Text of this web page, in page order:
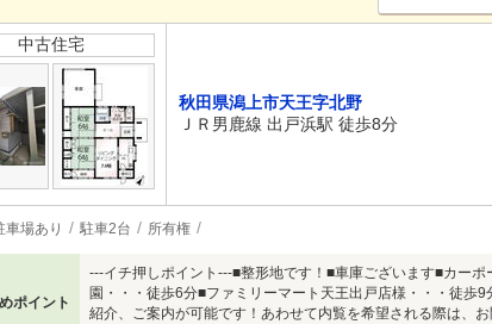
中古住宅
秋田県潟上市天王字北野
ＪＲ男鹿線 出戸浜駅 徒歩8分
車場あり 駐車2台 所有権
ポイント
---イチ押しポイント---■整形地です！■車庫ございます■カー
園・・・徒歩6分■ファミリーマート天王出戸店様・・・徒
紹介、ご案内が可能です！あわせて内覧を希望される際は、